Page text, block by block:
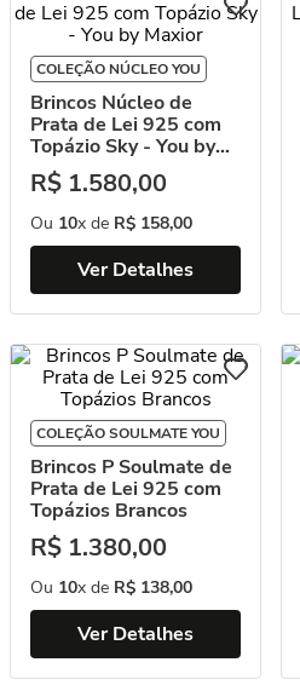
COLEÇÃO NÚCLEO YOU
Brincos Núcleo de
Prata de Lei 925 com
Topázio Sky - You by
Maxior
R$ 1.580,00
Ou 10x de R$ 158,00
Ver Detalhes
COLEÇÃO SOULMATE YOU
Brincos P Soulmate de
Prata de Lei 925 com
Topázios Brancos
R$ 1.380,00
Ou 10x de R$ 138,00
Ver Detalhes